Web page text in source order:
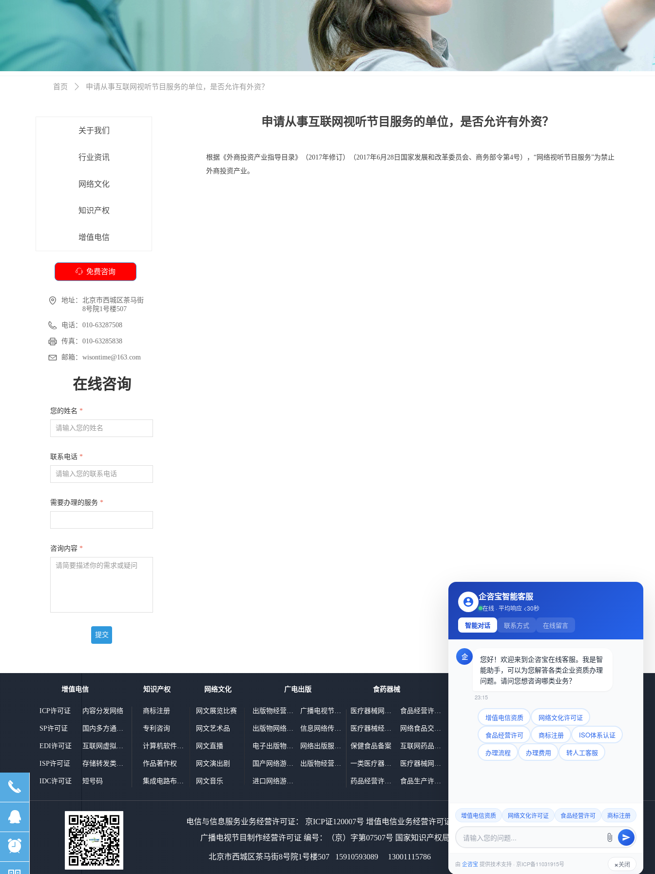
申请从事互联网视听节目服务的单位，是否允许有外资？
根据《外商投资产业指导目录》（2017年修订）（2017年6月28日国家发展和改革委员会、商务部令第4号），“网络视听节目服务”为禁止
外商投资产业。
首页 ꄲ 申请从事互联网视听节目服务的单位，是否允许有外资？
关于我们
行业资讯
网络文化
知识产权
增值电信
地址： 北京市西城区茶马街
8号院1号楼507
电话： 010-63287508
传真： 010-63285838
邮箱： wisontime@163.com
ꁱ 免费咨询
在线咨询
您的姓名 *
联系电话 *
需要办理的服务 *
咨询内容 *
提交
电信与信息服务业务经营许可证： 京ICP证120007号 增值电信业务经营许可证：京B2-20120102
广播电视节目制作经营许可证 编号：（京）字第07507号 国家知识产权局批准代理机构
增值电信 知识产权 网络文化 广电出版 食药器械
联系我们
渠道微信：15910593089
业务微信：1092710462
北京市西城区茶马街8号院1号楼507 15910593089 13001115786
ISO20000 IT服务管理体系
ISO27001 信息安全管理体系
ISO13485 医疗器械专用体系
ICP许可证
SP许可证
EDI许可证
ISP许可证
IDC许可证
内容分发网络
国内多方通信服务业务
互联网虚拟专用网
存储转发类业务
短号码
商标注册
专利咨询
计算机软件著作权登记
作品著作权
集成电路布图设计登记
网文展览比赛
网文艺术品
网文直播
网文演出剧
网文音乐
出版物经营许可证（零售）
出版物网络交易平台备案
电子出版物制作许可证
国产网络游戏出版审批
进口网络游戏出版审批
广播电视节目制作经营许可证
信息网络传播视听节目许可证
网络出版服务许可证
出版物经营许可证（批发）
医疗器械网络销售备案
医疗器械经营许可证
保健食品备案
一类医疗器械备案
药品经营许可证（批发）
食品经营许可证
网络食品交易平台
互联网药品信息服务许可证
医疗器械网络交易第三方平台
食品生产许可证
企咨宝智能客服
在线 · 平均响应 <30秒
智能对话 联系方式 在线留言
企
您好！欢迎来到企咨宝在线客服。我是智
能助手，可以为您解答各类企业资质办理
问题。请问您想咨询哪类业务？
23:15
增值电信资质
网络文化许可证
食品经营许可
商标注册
ISO体系认证
办理流程
办理费用 转人工客服
增值电信资质 网络文化许可证 食品经营许可 商标注册 办
由 企咨宝 提供技术支持 · 京ICP备11031915号 ×关闭
끅
뀩
뀥